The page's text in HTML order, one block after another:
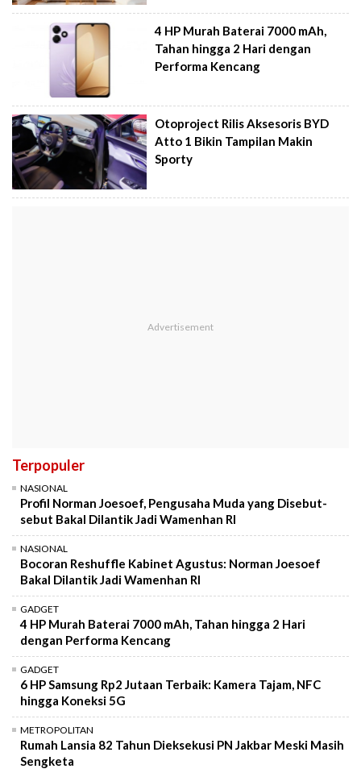
4 HP Murah Baterai 7000 mAh,
Tahan hingga 2 Hari dengan
Performa Kencang
Otoproject Rilis Aksesoris BYD
Atto 1 Bikin Tampilan Makin
Sporty
Terpopuler
NASIONAL
Profil Norman Joesoef, Pengusaha Muda yang Disebut-
sebut Bakal Dilantik Jadi Wamenhan RI
NASIONAL
Bocoran Reshuffle Kabinet Agustus: Norman Joesoef
Bakal Dilantik Jadi Wamenhan RI
GADGET
4 HP Murah Baterai 7000 mAh, Tahan hingga 2 Hari
dengan Performa Kencang
GADGET
6 HP Samsung Rp2 Jutaan Terbaik: Kamera Tajam, NFC
hingga Koneksi 5G
METROPOLITAN
Rumah Lansia 82 Tahun Dieksekusi PN Jakbar Meski Masih
Sengketa